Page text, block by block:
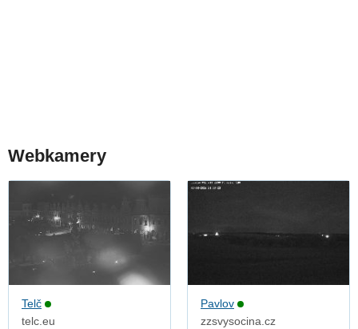
Webkamery
Telč
telc.eu
Pavlov
zzsvysocina.cz